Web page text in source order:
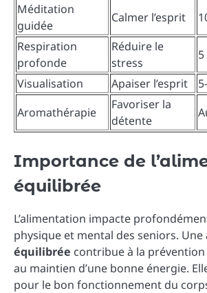
Méditation
guidée
Calmer l’esprit
Respiration
profonde
Réduire le
stress
Visualisation
Apaiser l’esprit
Aromathérapie
Favoriser la
détente
Importance de
équilibrée
L’alimentation impacte
physique et mental des seniors. Une
équilibrée contribue à la
au maintien d’une bonne énergie.
pour le bon fonctionnement du